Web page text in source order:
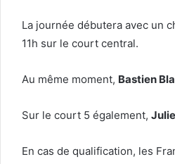
La journée débutera avec un
11h sur le court central.
Au même moment, Bastien
Sur le court 5 également,
En cas de qualification, les